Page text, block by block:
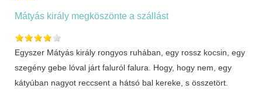
Mátyás király megköszönte a szállást
Egyszer Mátyás király rongyos ruhában, egy rossz kocsin, egy
szegény gebe lóval járt faluról falura. Hogy, hogy nem, egy
kátyúban nagyot reccsent a hátsó bal kereke, s összetört.